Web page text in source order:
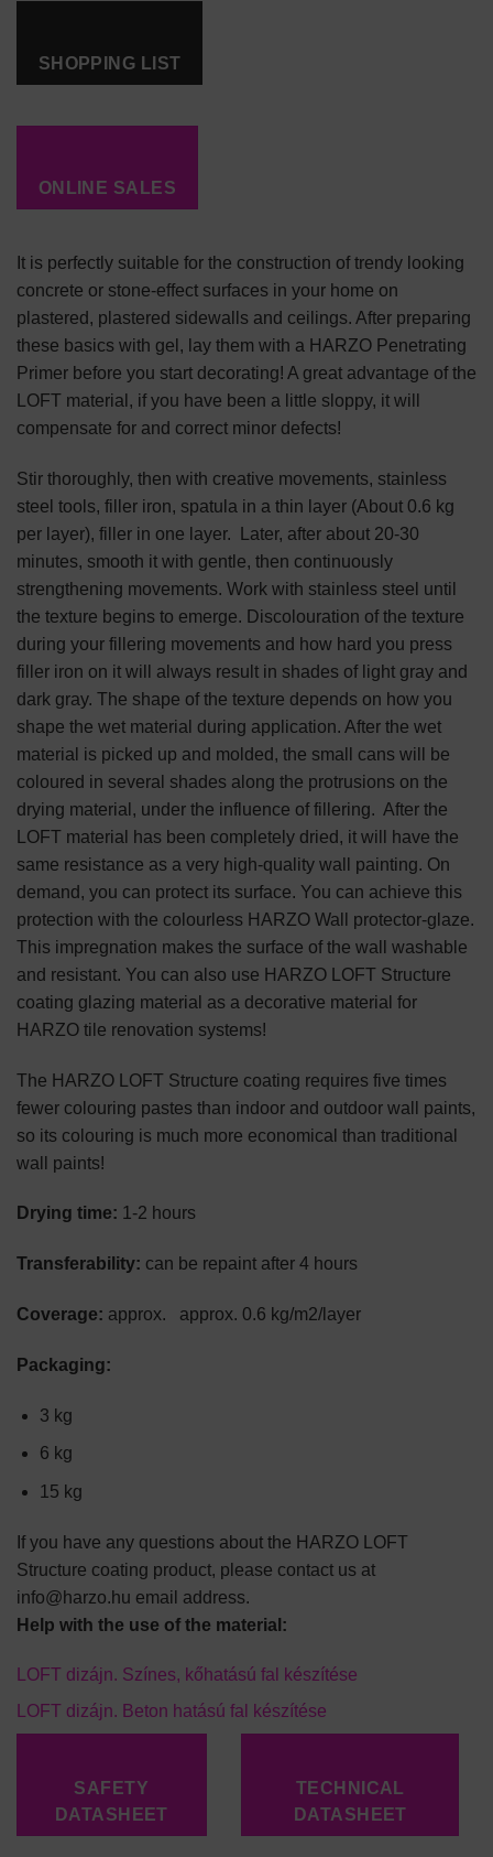
SHOPPING LIST
ONLINE SALES
It is perfectly suitable for the construction of trendy looking
concrete or stone-effect surfaces in your home on
plastered, plastered sidewalls and ceilings. After preparing
these basics with gel, lay them with a HARZO Penetrating
Primer before you start decorating! A great advantage of the
LOFT material, if you have been a little sloppy, it will
compensate for and correct minor defects!
Stir thoroughly, then with creative movements, stainless
steel tools, filler iron, spatula in a thin layer (About 0.6 kg
per layer), filler in one layer. Later, after about 20-30
minutes, smooth it with gentle, then continuously
strengthening movements. Work with stainless steel until
the texture begins to emerge. Discolouration of the texture
during your fillering movements and how hard you press
filler iron on it will always result in shades of light gray and
dark gray. The shape of the texture depends on how you
shape the wet material during application. After the wet
material is picked up and molded, the small cans will be
coloured in several shades along the protrusions on the
drying material, under the influence of fillering. After the
LOFT material has been completely dried, it will have the
same resistance as a very high-quality wall painting. On
demand, you can protect its surface. You can achieve this
protection with the colourless HARZO Wall protector-glaze.
This impregnation makes the surface of the wall washable
and resistant. You can also use HARZO LOFT Structure
coating glazing material as a decorative material for
HARZO tile renovation systems!
The HARZO LOFT Structure coating requires five times
fewer colouring pastes than indoor and outdoor wall paints,
so its colouring is much more economical than traditional
wall paints!
Drying time: 1-2 hours
Transferability: can be repaint after 4 hours
Coverage: approx. approx. 0.6 kg/m2/layer
Packaging:
3 kg
6 kg
15 kg
If you have any questions about the HARZO LOFT
Structure coating product, please contact us at
info@harzo.hu email address.
Help with the use of the material:
LOFT dizájn. Színes, kőhatású fal készítése
LOFT dizájn. Beton hatású fal készítése
SAFETY
DATASHEET
TECHNICAL
DATASHEET